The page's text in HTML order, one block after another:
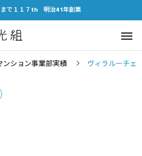
まで１１７th 明治41年創業
ンション事業部実績 ヴィラルーチェ